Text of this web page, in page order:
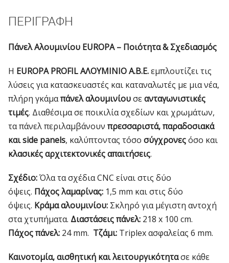
ΠΕΡΙΓΡΑΦΉ
Πάνελ Αλουμινίου EUROPA – Ποιότητα & Σχεδιασμός
Η EUROPA PROFIL ΑΛΟΥΜΙΝΙΟ Α.Β.Ε.εμπλουτίζει τις
λύσεις για κατασκευαστές και καταναλωτές με μια νέα,
πλήρη γκάμαπάνελ αλουμινίουσεανταγωνιστικές
τιμές. Διαθέσιμα σε ποικιλία σχεδίων και χρωμάτων,
τα πάνελ περιλαμβάνουν πρεσσαριστά, παραδοσιακά
και side panels, καλύπτοντας τόσο σύγχρονεςόσο και
κλασικές αρχιτεκτονικές απαιτήσεις.
Σχέδιο:Όλα τα σχέδια CNC είναι στις δύο
όψεις. Πάχος λαμαρίνας: 1,5 mm και στις δύο
όψεις. Κράμα αλουμινίου: Σκληρό για μέγιστη αντοχή
στα χτυπήματα. Διαστάσεις πάνελ: 218 x 100 cm.
Πάχος πάνελ: 24 mm. Τζάμι: Triplex ασφαλείας 6 mm.
Καινοτομία, αισθητική και λειτουργικότητασε κάθε